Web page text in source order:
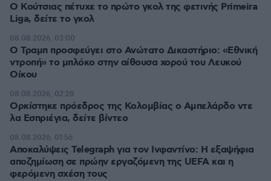
Ο Κούτσιας πέτυχε το πρώτο γκολ της φετινής Primeira
Liga, δείτε το γκολ
Ο Τραμπ προσφεύγει στο Ανώτατο Δικαστήριο: «Εθνική
ντροπή» το μπλόκο στην αίθουσα χορού του Λευκού
Οίκου
08.08.2026, 03:00
Ορκίστηκε πρόεδρος της Κολομβίας ο Αμπελάρδο ντε
λα Εσπριέγια, δείτε βίντεο
08.08.2026, 02:28
Αποκαλύψεις Telegraph για τον Ινφαντίνο: Η εξαψήφια
αποζημίωση σε πρώην εργαζόμενη της UEFA και η
φερόμενη σχέση τους
08.08.2026, 01:56